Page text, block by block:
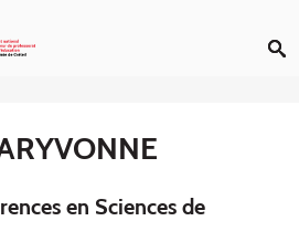
en Sciences de